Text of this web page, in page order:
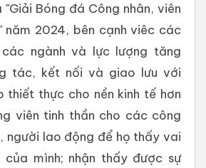
"Giải Bóng đá Công nhân, viên
năm 2024, bên cạnh viêc các
các ngành và lực lượng tăng
tác, kết nối và giao lưu với
thiết thực cho nền kinh tế hơn
viên tinh thần cho các công
người lao động để họ thấy vai
mình; nhận thấy được sự